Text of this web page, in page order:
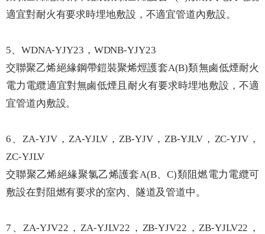
適宜對耐火有要求時埋地敷設，不適宜管道內敷設。
5、WDNA-YJY23，WDNB-YJY23
交聯聚乙烯絕緣鋼帶鎧裝聚烯烴護套A(B)類無鹵低煙耐火
電力電纜適宜對無鹵低煙且耐火有要求時埋地敷設，不適
宜管道內敷設。
6、ZA-YJV，ZA-YJLV，ZB-YJV，ZB-YJLV，ZC-YJV，
ZC-YJLV
交聯聚乙烯絕緣聚氯乙烯護套A(B、C)類阻燃電力電纜可
敷設在對阻燃有要求的室內、隧道及管道中。
7、ZA-YJV22，ZA-YJLV22，ZB-YJV22，ZB-YJLV22，